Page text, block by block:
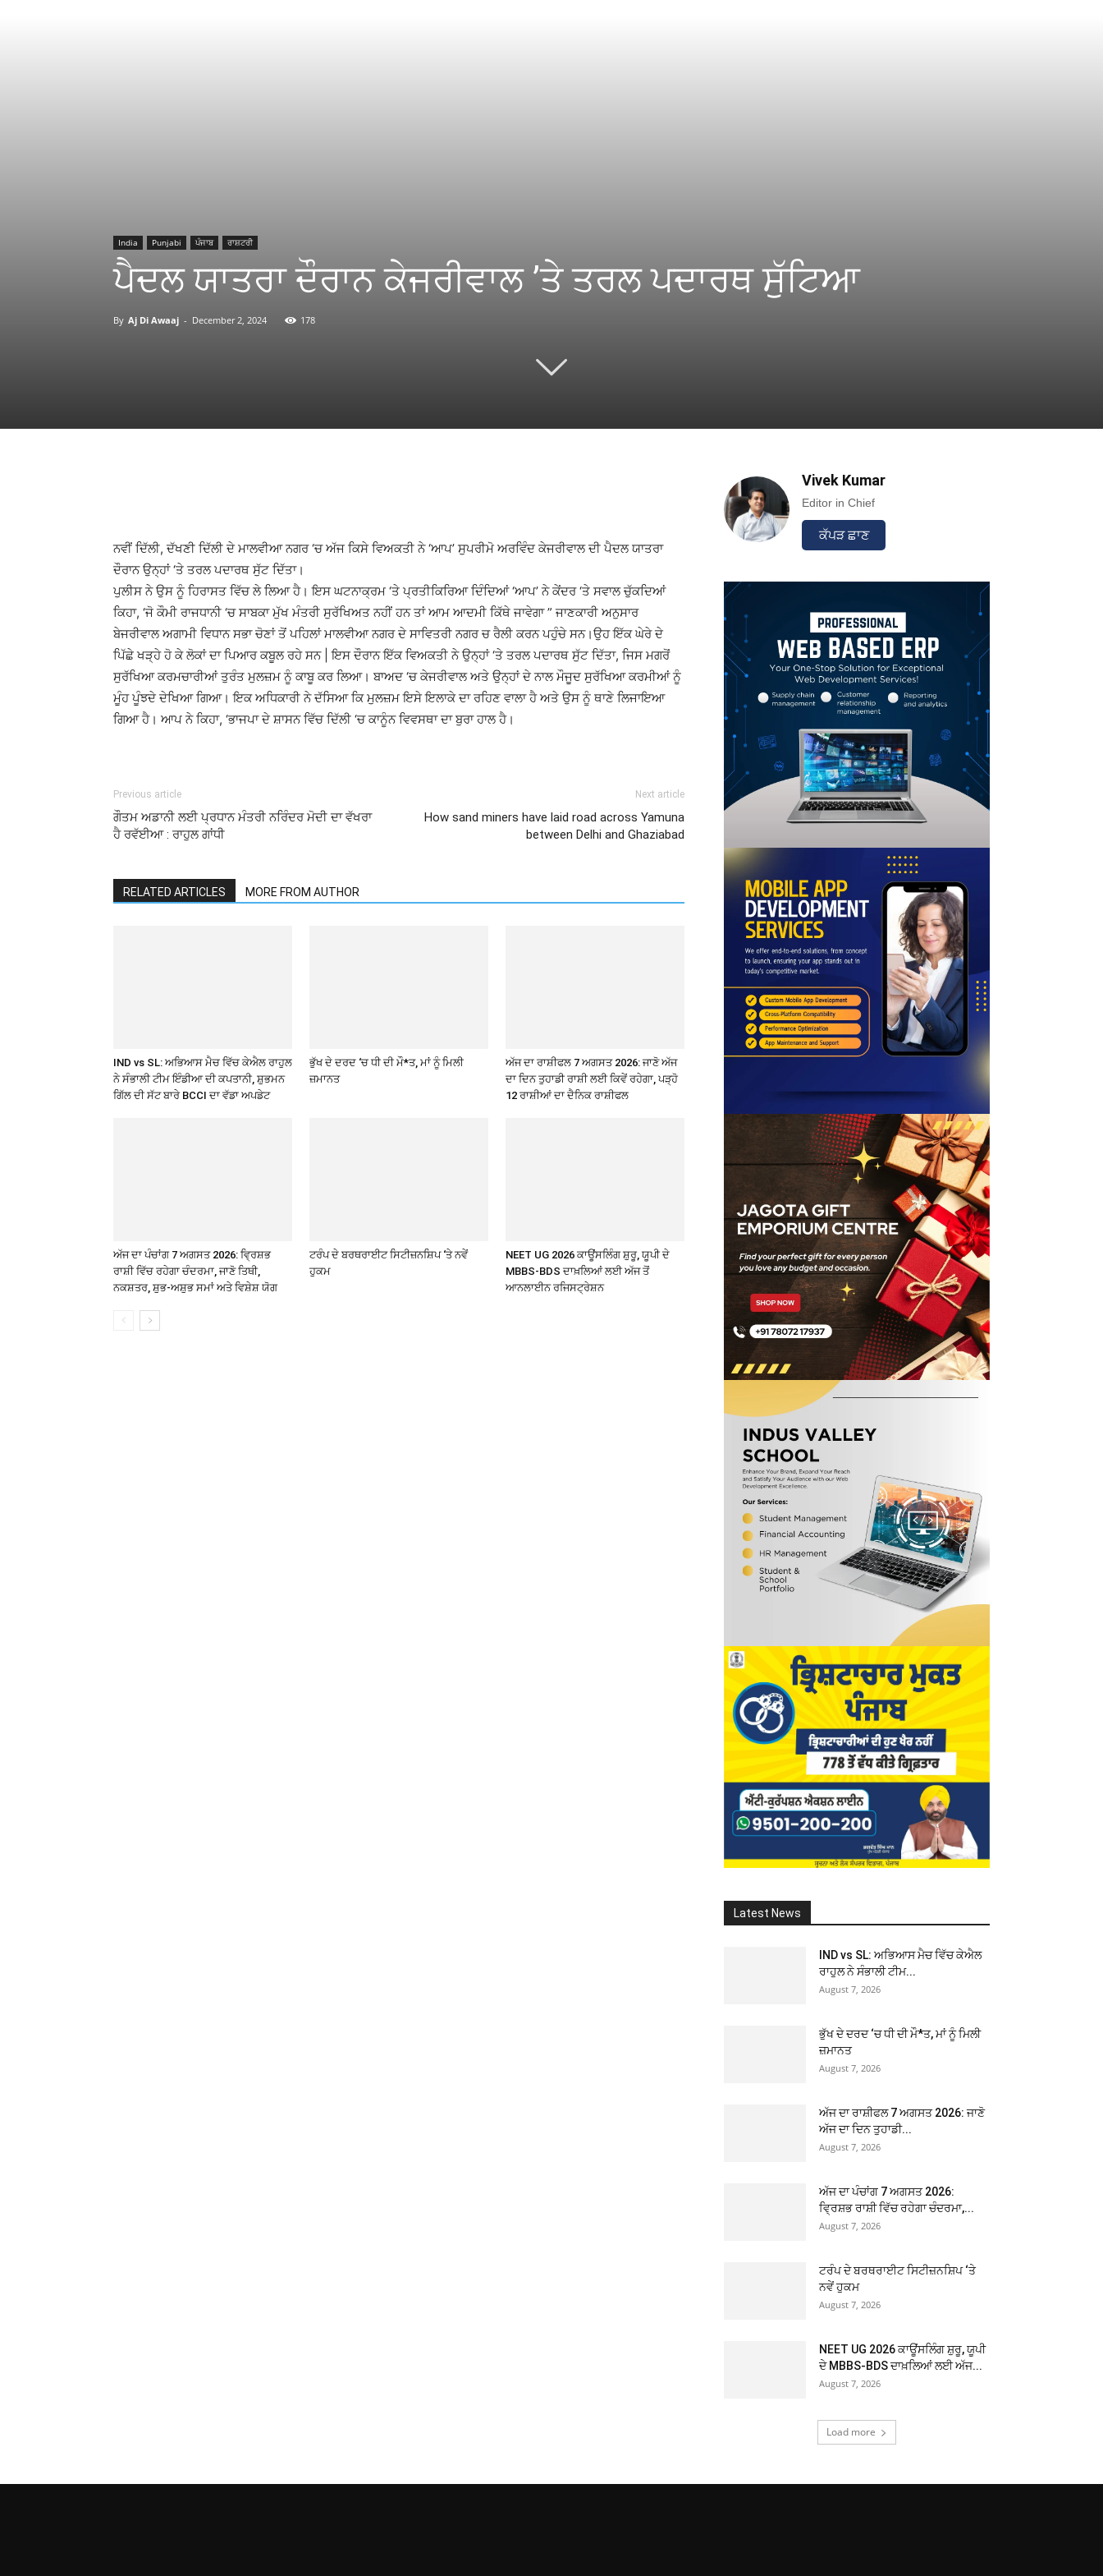
India Punjabi ਪੰਜਾਬ ਰਾਸ਼ਟਰੀ
ਪੈਦਲ ਯਾਤਰਾ ਦੌਰਾਨ ਕੇਜਰੀਵਾਲ ’ਤੇ ਤਰਲ ਪਦਾਰਥ ਸੁੱਟਿਆ
By Aj Di Awaaj - December 2, 2024 178
Linkedin
ਨਵੀਂ ਦਿੱਲੀ, ਦੱਖਣੀ ਦਿੱਲੀ ਦੇ ਮਾਲਵੀਆ ਨਗਰ ‘ਚ ਅੱਜ ਕਿਸੇ ਵਿਅਕਤੀ ਨੇ ‘ਆਪ’ ਸੁਪਰੀਮੋ ਅਰਵਿੰਦ ਕੇਜਰੀਵਾਲ ਦੀ ਪੈਦਲ ਯਾਤਰਾ
ਦੌਰਾਨ ਉਨ੍ਹਾਂ ‘ਤੇ ਤਰਲ ਪਦਾਰਥ ਸੁੱਟ ਦਿੱਤਾ।
ਪੁਲੀਸ ਨੇ ਉਸ ਨੂੰ ਹਿਰਾਸਤ ਵਿੱਚ ਲੇ ਲਿਆ ਹੈ। ਇਸ ਘਟਨਾਕ੍ਰਮ ‘ਤੇ ਪ੍ਰਤੀਕਿਰਿਆ ਦਿੰਦਿਆਂ ‘ਆਪ’ ਨੇ ਕੇਂਦਰ ‘ਤੇ ਸਵਾਲ ਚੁੱਕਦਿਆਂ
ਕਿਹਾ, ‘ਜੋ ਕੌਮੀ ਰਾਜਧਾਨੀ ‘ਚ ਸਾਬਕਾ ਮੁੱਖ ਮੰਤਰੀ ਸੁਰੱਖਿਅਤ ਨਹੀਂ ਹਨ ਤਾਂ ਆਮ ਆਦਮੀ ਕਿੱਥੇ ਜਾਵੇਗਾ ” ਜਾਣਕਾਰੀ ਅਨੁਸਾਰ
ਬੇਜਰੀਵਾਲ ਅਗਾਮੀ ਵਿਧਾਨ ਸਭਾ ਚੋਣਾਂ ਤੋਂ ਪਹਿਲਾਂ ਮਾਲਵੀਆ ਨਗਰ ਦੇ ਸਾਵਿਤਰੀ ਨਗਰ ਚ ਰੈਲੀ ਕਰਨ ਪਹੁੰਚੇ ਸਨ।ਉਹ ਇੱਕ ਘੇਰੇ ਦੇ
ਪਿੱਛੇ ਖੜ੍ਹੇ ਹੋ ਕੇ ਲੋਕਾਂ ਦਾ ਪਿਆਰ ਕਬੂਲ ਰਹੇ ਸਨ | ਇਸ ਦੌਰਾਨ ਇੱਕ ਵਿਅਕਤੀ ਨੇ ਉਨ੍ਹਾਂ ‘ਤੇ ਤਰਲ ਪਦਾਰਥ ਸੁੱਟ ਦਿੱਤਾ, ਜਿਸ ਮਗਰੋਂ
ਸੁਰੱਖਿਆ ਕਰਮਚਾਰੀਆਂ ਤੁਰੰਤ ਮੁਲਜ਼ਮ ਨੂੰ ਕਾਬੂ ਕਰ ਲਿਆ। ਬਾਅਦ ‘ਚ ਕੇਜਰੀਵਾਲ ਅਤੇ ਉਨ੍ਹਾਂ ਦੇ ਨਾਲ ਮੌਜੂਦ ਸੁਰੱਖਿਆ ਕਰਮੀਆਂ ਨੂੰ
ਮੂੰਹ ਪੂੰਝਦੇ ਦੇਖਿਆ ਗਿਆ। ਇਕ ਅਧਿਕਾਰੀ ਨੇ ਦੱਸਿਆ ਕਿ ਮੁਲਜ਼ਮ ਇਸੇ ਇਲਾਕੇ ਦਾ ਰਹਿਣ ਵਾਲਾ ਹੈ ਅਤੇ ਉਸ ਨੂੰ ਥਾਣੇ ਲਿਜਾਇਆ
ਗਿਆ ਹੈ। ਆਪ ਨੇ ਕਿਹਾ, ‘ਭਾਜਪਾ ਦੇ ਸ਼ਾਸਨ ਵਿੱਚ ਦਿੱਲੀ ‘ਚ ਕਾਨੂੰਨ ਵਿਵਸਥਾ ਦਾ ਬੁਰਾ ਹਾਲ ਹੈ।
Previous article
ਗੌਤਮ ਅਡਾਨੀ ਲਈ ਪ੍ਰਧਾਨ ਮੰਤਰੀ ਨਰਿੰਦਰ ਮੋਦੀ ਦਾ ਵੱਖਰਾ
ਹੈ ਰਵੱਈਆ : ਰਾਹੁਲ ਗਾਂਧੀ
Next article
How sand miners have laid road across Yamuna
between Delhi and Ghaziabad
RELATED ARTICLES MORE FROM AUTHOR
IND vs SL: ਅਭਿਆਸ ਮੈਚ ਵਿੱਚ ਕੇਐਲ ਰਾਹੁਲ
ਨੇ ਸੰਭਾਲੀ ਟੀਮ ਇੰਡੀਆ ਦੀ ਕਪਤਾਨੀ, ਸ਼ੁਭਮਨ
ਗਿੱਲ ਦੀ ਸੱਟ ਬਾਰੇ BCCI ਦਾ ਵੱਡਾ ਅਪਡੇਟ
ਭੁੱਖ ਦੇ ਦਰਦ ‘ਚ ਧੀ ਦੀ ਮੌ*ਤ, ਮਾਂ ਨੂੰ ਮਿਲੀ
ਜ਼ਮਾਨਤ
ਅੱਜ ਦਾ ਰਾਸ਼ੀਫਲ 7 ਅਗਸਤ 2026: ਜਾਣੋ ਅੱਜ
ਦਾ ਦਿਨ ਤੁਹਾਡੀ ਰਾਸ਼ੀ ਲਈ ਕਿਵੇਂ ਰਹੇਗਾ, ਪੜ੍ਹੋ
12 ਰਾਸ਼ੀਆਂ ਦਾ ਦੈਨਿਕ ਰਾਸ਼ੀਫਲ
ਅੱਜ ਦਾ ਪੰਚਾਂਗ 7 ਅਗਸਤ 2026: ਵ੍ਰਿਸ਼ਭ
ਰਾਸ਼ੀ ਵਿੱਚ ਰਹੇਗਾ ਚੰਦਰਮਾ, ਜਾਣੋ ਤਿਥੀ,
ਨਕਸ਼ਤਰ, ਸ਼ੁਭ-ਅਸ਼ੁਭ ਸਮਾਂ ਅਤੇ ਵਿਸ਼ੇਸ਼ ਯੋਗ
ਟਰੰਪ ਦੇ ਬਰਥਰਾਈਟ ਸਿਟੀਜ਼ਨਸ਼ਿਪ ‘ਤੇ ਨਵੇਂ
ਹੁਕਮ
NEET UG 2026 ਕਾਊਂਸਲਿੰਗ ਸ਼ੁਰੂ, ਯੂਪੀ ਦੇ
MBBS-BDS ਦਾਖ਼ਲਿਆਂ ਲਈ ਅੱਜ ਤੋਂ
ਆਨਲਾਈਨ ਰਜਿਸਟ੍ਰੇਸ਼ਨ
Vivek Kumar
Editor in Chief
ਕੱਪੜ ਛਾਣ
Latest News
IND vs SL: ਅਭਿਆਸ ਮੈਚ ਵਿੱਚ ਕੇਐਲ
ਰਾਹੁਲ ਨੇ ਸੰਭਾਲੀ ਟੀਮ...
August 7, 2026
ਭੁੱਖ ਦੇ ਦਰਦ ‘ਚ ਧੀ ਦੀ ਮੌ*ਤ, ਮਾਂ ਨੂੰ ਮਿਲੀ
ਜ਼ਮਾਨਤ
August 7, 2026
ਅੱਜ ਦਾ ਰਾਸ਼ੀਫਲ 7 ਅਗਸਤ 2026: ਜਾਣੋ
ਅੱਜ ਦਾ ਦਿਨ ਤੁਹਾਡੀ...
August 7, 2026
ਅੱਜ ਦਾ ਪੰਚਾਂਗ 7 ਅਗਸਤ 2026:
ਵ੍ਰਿਸ਼ਭ ਰਾਸ਼ੀ ਵਿੱਚ ਰਹੇਗਾ ਚੰਦਰਮਾ,...
August 7, 2026
ਟਰੰਪ ਦੇ ਬਰਥਰਾਈਟ ਸਿਟੀਜ਼ਨਸ਼ਿਪ ‘ਤੇ
ਨਵੇਂ ਹੁਕਮ
August 7, 2026
NEET UG 2026 ਕਾਊਂਸਲਿੰਗ ਸ਼ੁਰੂ, ਯੂਪੀ
ਦੇ MBBS-BDS ਦਾਖ਼ਲਿਆਂ ਲਈ ਅੱਜ...
August 7, 2026
Load more